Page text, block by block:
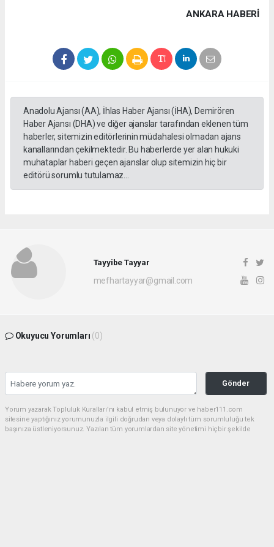
ANKARA HABERİ
Anadolu Ajansı (AA), İhlas Haber Ajansı (İHA), Demirören
Haber Ajansı (DHA) ve diğer ajanslar tarafından eklenen tüm
haberler, sitemizin editörlerinin müdahalesi olmadan ajans
kanallarından çekilmektedir. Bu haberlerde yer alan hukuki
muhataplar haberi geçen ajanslar olup sitemizin hiç bir
editörü sorumlu tutulamaz...
Tayyibe Tayyar
mefhartayyar@gmail.com
Okuyucu Yorumları (0)
Gönder
Yorum yazarak Topluluk Kuralları’nı kabul etmiş bulunuyor ve haber111.com
sitesine yaptığınız yorumunuzla ilgili doğrudan veya dolaylı tüm sorumluluğu tek
başınıza üstleniyorsunuz. Yazılan tüm yorumlardan site yönetimi hiçbir şekilde